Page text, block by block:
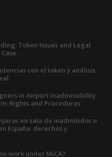
Token Issues and Legal
con el token y análisis
in Airport Inadmissibility
Rights and Procedures
en sala de inadmitidos o
España: derechos y
work under MiCA?